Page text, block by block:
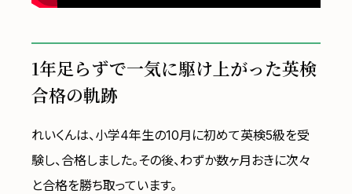
1年足らずで一気に駆け上がった英検
合格の軌跡
れいくんは、小学4年生の10月に初めて英検5級を受
験し、合格しました。その後、わずか数ヶ月おきに次々
と合格を勝ち取っています。